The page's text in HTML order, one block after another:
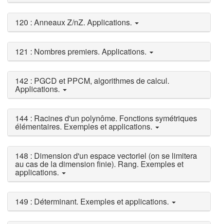
120 : Anneaux Z/nZ. Applications.
121 : Nombres premiers. Applications.
142 : PGCD et PPCM, algorithmes de calcul.
Applications.
144 : Racines d'un polynôme. Fonctions symétriques
élémentaires. Exemples et applications.
148 : Dimension d'un espace vectoriel (on se limitera
au cas de la dimension finie). Rang. Exemples et
applications.
149 : Déterminant. Exemples et applications.